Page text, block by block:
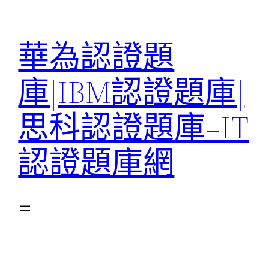
華為認證題
庫|IBM認證題庫|
思科認證題庫–IT
認證題庫網